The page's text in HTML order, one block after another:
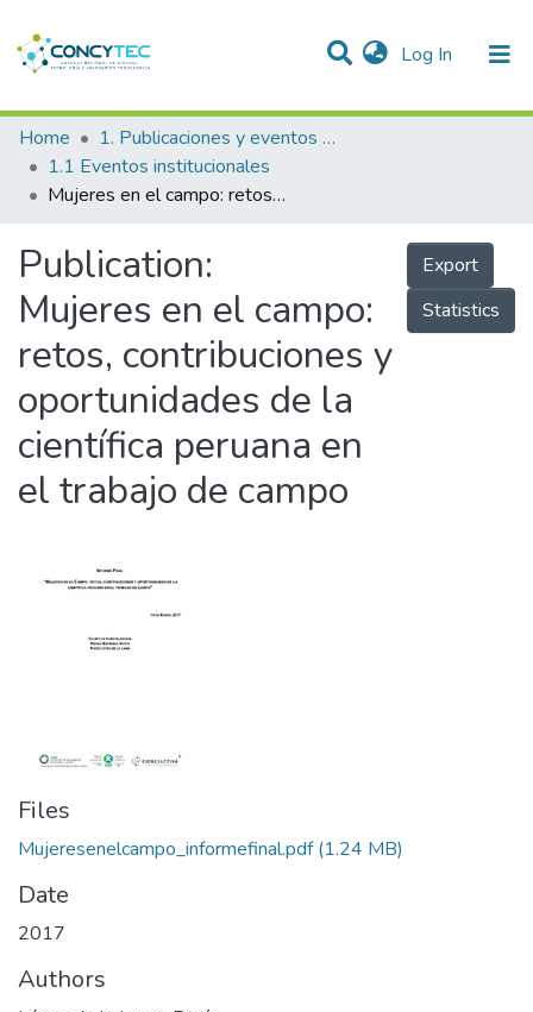
Log In (current)
Communities & Collections
Research Outputs
People
Statistics
Home
1. Publicaciones y eventos institucionales
1.1 Eventos institucionales
Mujeres en el campo: retos, contribuciones y oportunidades de la científica peruana en el trabajo de campo
Publication:
Mujeres en el campo:
retos, contribuciones y
oportunidades de la
científica peruana en
el trabajo de campo
Export
Statistics
Files
Mujeresenelcampo_informefinal.pdf (1.24 MB)
Date
2017
Authors